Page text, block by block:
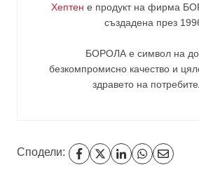
Хептен е продукт на фирма
създадена през
БОРОЛА е символ на
безкомпромисно качество и
здравето на
Сподели: